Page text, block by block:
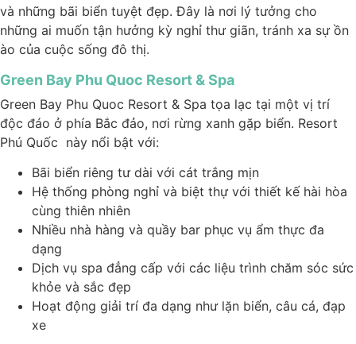
và những bãi biển tuyệt đẹp. Đây là nơi lý tưởng cho
những ai muốn tận hưởng kỳ nghỉ thư giãn, tránh xa sự ồn
ào của cuộc sống đô thị.
Green Bay Phu Quoc Resort & Spa
Green Bay Phu Quoc Resort & Spa tọa lạc tại một vị trí
độc đáo ở phía Bắc đảo, nơi rừng xanh gặp biển. Resort
Phú Quốc này nổi bật với:
Bãi biển riêng tư dài với cát trắng mịn
Hệ thống phòng nghỉ và biệt thự với thiết kế hài hòa
cùng thiên nhiên
Nhiều nhà hàng và quầy bar phục vụ ẩm thực đa
dạng
Dịch vụ spa đẳng cấp với các liệu trình chăm sóc sức
khỏe và sắc đẹp
Hoạt động giải trí đa dạng như lặn biển, câu cá, đạp
xe